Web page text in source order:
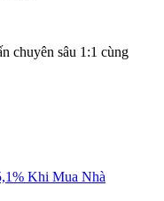
chuyên sâu 1:1 cùng
Khi Mua Nhà